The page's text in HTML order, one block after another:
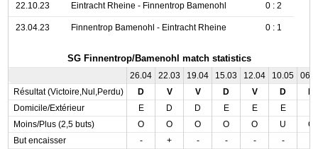
22.10.23 Eintracht Rheine - Finnentrop Bamenohl 0 : 2
23.04.23 Finnentrop Bamenohl - Eintracht Rheine 0 : 1
SG Finnentrop/Bamenohl match statistics
26.04 22.03 19.04 15.03 12.04 10.05
Résultat (Victoire,Nul,Perdu)
D V V D V D
Domicile/Extérieur
E D D E E E
Moins/Plus (2,5 buts)
O O O O O U
O
But encaisser
- + - - - -